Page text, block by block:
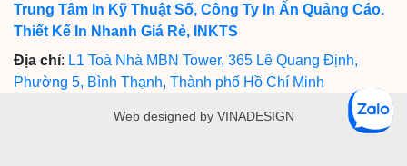
Trung Tâm In Kỹ Thuật Số, Công Ty In Ấn Quảng Cáo.
Thiết Kế In Nhanh Giá Rẻ, INKTS
Địa chỉ: L1 Toà Nhà MBN Tower, 365 Lê Quang Định,
Phường 5, Bình Thạnh, Thành phố Hồ Chí Minh
Web designed by VINADESIGN